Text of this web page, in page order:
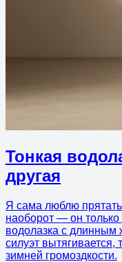
Тонкая
другая
Я сама люблю
наоборот — он только
водолазка с длинным
силуэт вытягивается,
зимней громоздкости.